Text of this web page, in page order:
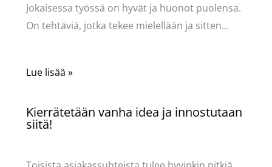
Jokaisessa työssä on hyvät ja huonot puolensa.
On tehtäviä, jotka tekee mielellään ja sitten…
Lue lisää »
Kierrätetään vanha idea ja innostutaan
siitä!